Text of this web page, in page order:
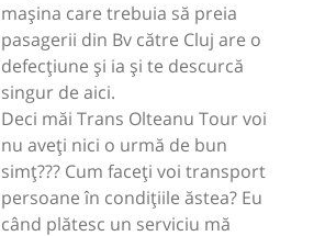
mașina care trebuia să preia
pasagerii din Bv către Cluj are o
defecțiune și ia și te descurcă
singur de aici.
Deci măi Trans Olteanu Tour voi
nu aveți nici o urmă de bun
simț??? Cum faceți voi transport
persoane în condițiile ăstea? Eu
când plătesc un serviciu mă